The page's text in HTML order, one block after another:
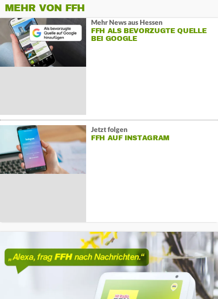
MEHR VON FFH
Mehr News aus Hessen
FFH ALS BEVORZUGTE QUELLE
BEI GOOGLE
Jetzt folgen
FFH AUF INSTAGRAM